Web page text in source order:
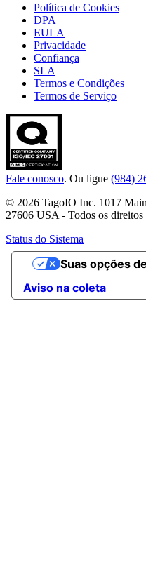
Política de Cookies
DPA
EULA
Privacidade
Confiança
SLA
Termos e Condições
Termos de Serviço
Fale conosco. Ou ligue (984)
© 2026 TagoIO Inc. 1017
27606 USA - Todos os direitos
Status do Sistema
Aviso na coleta
Suas opções